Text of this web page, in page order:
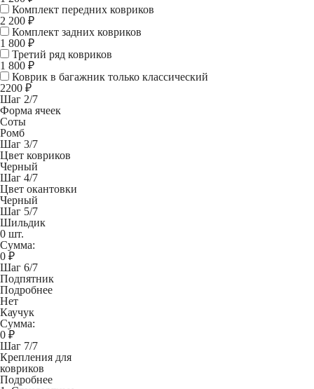
Комплект передних ковриков
2 200 ₽
Комплект задних ковриков
1 800 ₽
Третий ряд ковриков
1 800 ₽
Коврик в багажник только классический
2200 ₽
Шаг 2/7
Форма ячеек
Соты
Ромб
Шаг 3/7
Цвет ковриков
Черный
Шаг 4/7
Цвет окантовки
Черный
Шаг 5/7
Шильдик
0 шт.
Сумма:
0 ₽
Шаг 6/7
Подпятник
Подробнее
Нет
Каучук
Сумма:
0 ₽
Шаг 7/7
Крепления для
ковриков
Подробнее